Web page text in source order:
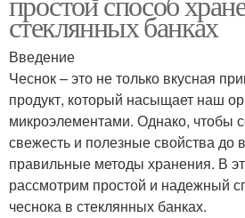
стеклянных банках
Введение
Чеснок – это не только вкусная
продукт, который насыщает наш
микроэлементами. Однако, чтобы
свежесть и полезные свойства до
правильные методы хранения. В
рассмотрим простой и надежный
чеснока в стеклянных банках.